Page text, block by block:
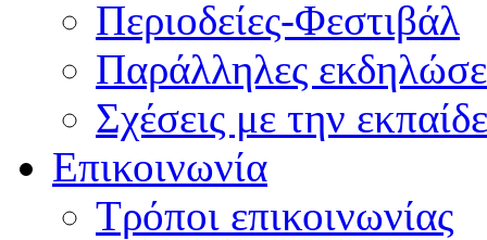
Περιοδείες-Φεστιβάλ
Παράλληλες
Σχέσεις με την
Επικοινωνία
Τρόποι επικοινωνίας